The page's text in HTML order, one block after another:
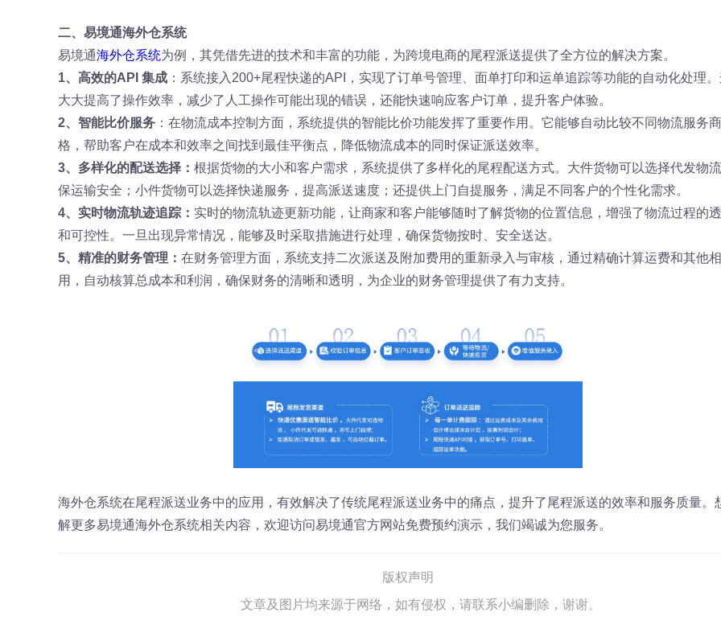
二、易境通海外仓系统
易境通海外仓系统为例，其凭借先进的技术和丰富的功能，为跨境电商的尾程派送提供了全方位的解决方案。
1、高效的API 集成 ：系统接入200+尾程快递的API，实现了订单号管理、面单打印和运单追踪等功能的自动化处理
大大提高了操作效率，减少了人工操作可能出现的错误，还能快速响应客户订单，提升客户体验。
2、智能比价服务 ：在物流成本控制方面，系统提供的智能比价功能发挥了重要作用。它能够自动比较不同物流服务
格，帮助客户在成本和效率之间找到最佳平衡点，降低物流成本的同时保证派送效率。
3、多样化的配送选择： 根据货物的大小和客户需求，系统提供了多样化的尾程配送方式。大件货物可以选择代发物
保运输安全；小件货物可以选择快递服务，提高派送速度；还提供上门自提服务，满足不同客户的个性化需求。
4、实时物流轨迹追踪： 实时的物流轨迹更新功能，让商家和客户能够随时了解货物的位置信息，增强了物流过程的
和可控性。一旦出现异常情况，能够及时采取措施进行处理，确保货物按时、安全送达。
5、精准的财务管理： 在财务管理方面，系统支持二次派送及附加费用的重新录入与审核，通过精确计算运费和其他
用，自动核算总成本和利润，确保财务的清晰和透明，为企业的财务管理提供了有力支持。
海外仓系统在尾程派送业务中的应用，有效解决了传统尾程派送业务中的痛点，提升了尾程派送的效率和服务质量。
解更多易境通海外仓系统相关内容，欢迎访问易境通官方网站免费预约演示，我们竭诚为您服务。
版权声明
文章及图片均来源于网络，如有侵权，请联系小编删除，谢谢。